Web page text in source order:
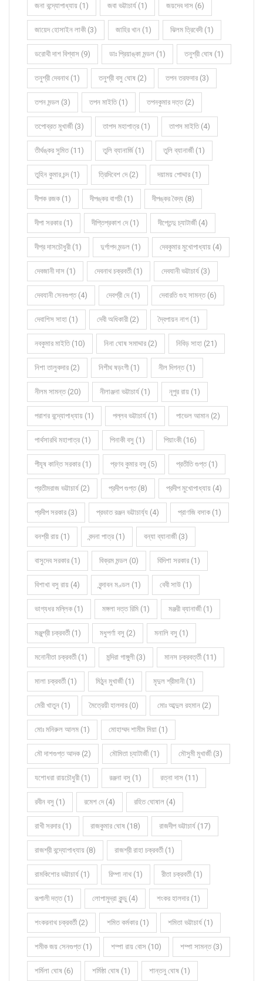
জনা বন্দ্যোপাধ্যায় (1) জবা ভট্টাচার্য (1) জয়দেব দাস (6)
জায়েদ হোসাইন লাকী (3) জাহির খান (1) ঝিলম ত্রিবেদী (1)
ডরোথী দাশ বিশ্বাস (9) ডাঃ প্রিয়াঙ্কা মন্ডল (1) তনুশ্রী ঘোষ (1)
তনুশ্রী দেবনাথ (1) তনুশ্রী বসু ঘোষ (2) তপন তরফদার (3)
তপন মন্ডল (3) তপন মাইতি (1) তপনকুমার দত্ত (2)
তপোব্রত মুখার্জী (3) তাপস মহাপাত্র (1) তাপস মাইতি (4)
তীর্থঙ্কর সুমিত (11) তুলি ব্যানার্জি (1) তুলি ব্যানার্জী (1)
তুহিন কুমার চন্দ (1) ত্রিদিবেশ দে (2) দয়াময় পোদ্দার (1)
দীপক রজক (1) দীপঙ্কর বাগচী (1) দীপঙ্কর বৈদ্য (8)
দীপা সরকার (1) দীপ্তিপ্রকাশ দে (1) দীপ্তেন্দু চ্যাটার্জী (4)
দীপ্র দাসচৌধুরী (1) দুর্গাপদ মন্ডল (1) দেবকুমার মুখোপাধ্যায় (4)
দেবজানী দাস (1) দেবনাথ চক্রবর্তী (1) দেবযানী ভট্টাচার্য (3)
দেবযানী সেনগুপ্ত (4) দেবশ্রী দে (1) দেবারতি গুহ সামন্ত (6)
দেবাশিস সাহা (1) দেবী অধিকারী (2) দ্বৈপায়ন নাগ (1)
নবকুমার মাইতি (10) নিনা ঘোষ সমাদ্দার (2) নিবিড় সাহা (21)
নিশা তালুকদার (2) নিশীথ ষড়ংগী (1) নীল দিগন্ত (1)
নীলম সামন্ত (20) নীলাঞ্জনা ভট্টাচার্য (1) নূপুর রায় (1)
পরাশর বন্দ্যোপাধ্যায় (1) পল্লব ভট্টাচার্য (1) পাভেল আমান (2)
পার্থসারথি মহাপাত্র (1) পিনাকী বসু (1) পিয়াংকী (16)
পীযূষ কান্তি সরকার (1) প্রণব কুমার বসু (5) প্রতীতি গুপ্ত (1)
প্রতীমরাজ ভট্টাচার্য (2) প্রদীপ গুপ্ত (8) প্রদীপ মুখোপাধ্যায় (4)
প্রদীপ সরকার (3) প্রভাত রঞ্জন ভট্টাচার্য্য (4) প্রাণজি বসাক (1)
বনশ্রী রায় (1) বন্দনা পাত্র (1) বন্যা ব্যানার্জী (3)
বাসুদেব সরকার (1) বিক্রম মন্ডল (0) বিদিশা সরকার (1)
বিশাখা বসু রায় (4) বৃন্দাবন মণ্ডল (1) বেবী সাউ (1)
ভাগ্যধর মল্লিক (1) মঙ্গলা দত্ত রিমি (1) মঞ্জরী ব্যানার্জী (1)
মঞ্জুশ্রী চক্রবর্তী (1) মধুপর্ণা বসু (2) মনালি বসু (1)
মনোনীতা চক্রবর্তী (1) মন্দিরা গাঙ্গুলী (3) মানস চক্রবর্ত্তী (11)
মালা চক্রবর্তী (1) মিঠুন মুখার্জী (1) মৃদুল শ্রীমানী (1)
মেরী খাতুন (1) মৈত্রেয়ী হালদার (0) মোঃ আব্দুল রহমান (2)
মোঃ মনিরুল আলম (1) মোহাম্মদ শামীম মিয়া (1)
মৌ দাশগুপ্ত আদক (2) মৌমিতা চ্যাটার্জী (1) মৌসুমী মুখার্জী (3)
যশোধরা রায়চৌধুরী (1) রঞ্জনা বসু (1) রত্না দাস (11)
রবীন বসু (1) রমেশ দে (4) রহিত ঘোষাল (4)
রাখী সরদার (1) রাজকুমার ঘোষ (18) রাজদীপ ভট্টাচার্য (17)
রাজশ্রী বন্দ্যোপাধ্যায় (8) রাজশ্রী রাহা চক্রবর্তী (1)
রামকিশোর ভট্টাচার্য (1) রিম্পা নাথ (1) রীতা চক্রবর্তী (1)
রূপালী দত্ত (1) লোপামুদ্রা কুন্ডু (4) শংকর হালদার (1)
শংকরনাথ চক্রবর্তী (2) শমিত কর্মকার (1) শমিতা ভট্টাচার্য (1)
শমীক জয় সেনগুপ্ত (1) শম্পা রায় বোস (10) শম্পা সামন্ত (3)
শর্মিলা ঘোষ (6) শর্মিষ্ঠা ঘোষ (1) শান্তনু ঘোষ (1)